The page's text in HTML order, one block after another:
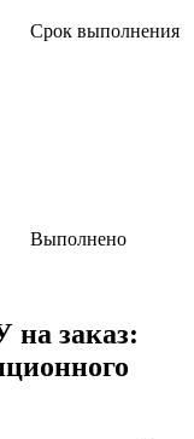
Срок выполнения
Выполнено
на заказ: